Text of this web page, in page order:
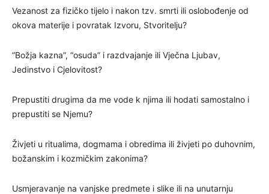
Vezanost za fizičko tijelo i nakon tzv. smrti ili oslobođenje od
okova materije i povratak Izvoru, Stvoritelju?
“Božja kazna”, “osuda” i razdvajanje ili Vječna Ljubav,
Jedinstvo i Cjelovitost?
Prepustiti drugima da me vode k njima ili hodati samostalno i
prepustiti se Njemu?
Živjeti u ritualima, dogmama i obredima ili živjeti po duhovnim,
božanskim i kozmičkim zakonima?
Usmjeravanje na vanjske predmete i slike ili na unutarnju